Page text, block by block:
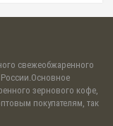
свежеобжаренного
России.Основное
зернового кофе,
покупателям, так